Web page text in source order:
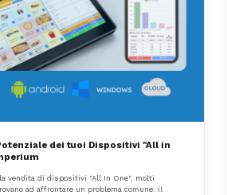
dei tuoi Dispositivi "All in
vendita di dispositivi "All In One", molti
ad affrontare un problema comune: il